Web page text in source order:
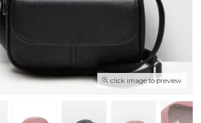
click image to preview